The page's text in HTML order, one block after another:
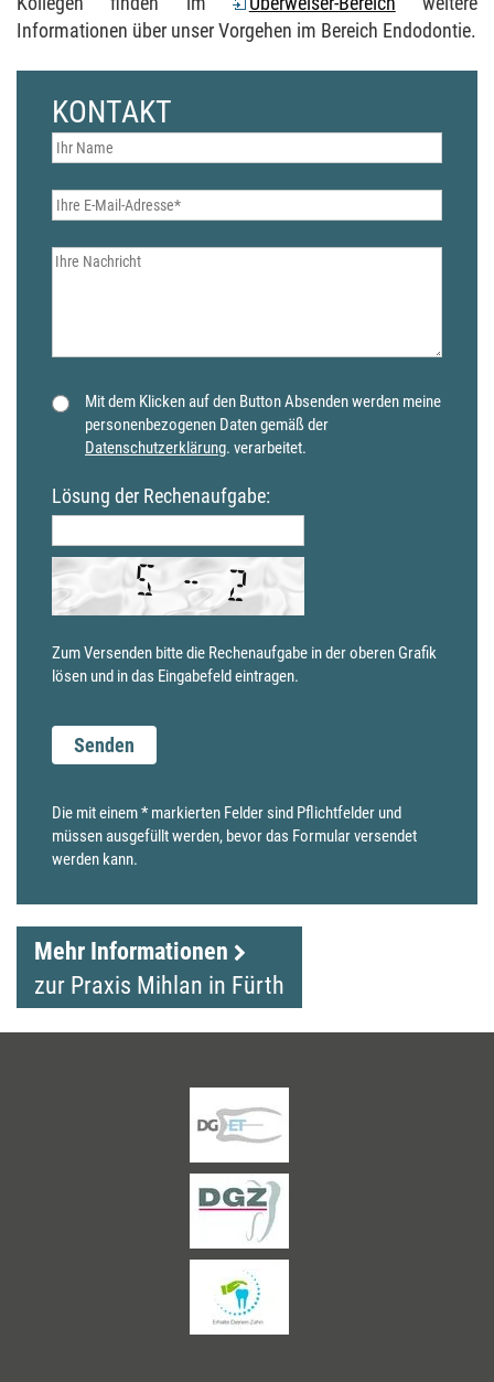
Informationen über unser Vorgehen im Bereich Endodontie.
KONTAKT
Mit dem Klicken auf den Button Absenden werden meine
personenbezogenen Daten gemäß der
Datenschutzerklärung. verarbeitet.
Lösung der Rechenaufgabe:
Zum Versenden bitte die Rechenaufgabe in der oberen Grafik
lösen und in das Eingabefeld eintragen.
Die mit einem * markierten Felder sind Pflichtfelder und
müssen ausgefüllt werden, bevor das Formular versendet
werden kann.
Mehr Informationen
zur Praxis Mihlan in Fürth